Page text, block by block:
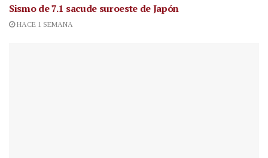
Sismo de 7.1 sacude suroeste de Japón
HACE 1 SEMANA